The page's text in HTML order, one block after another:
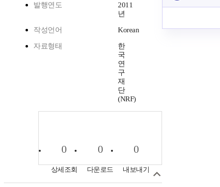
발행연도
2011
년
작성언어 Korean
자료형태
한
국
연
구
재
단
(NRF)
0
상세조회
0
다운로드
0
내보내기